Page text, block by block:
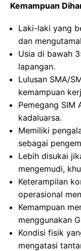
Kemampuan
Laki-laki yang
dan
Usia di bawah
lapangan.
Lulusan SMA/
kemampuan
Pemegang SIM
kadaluarsa.
Memiliki
sebagai
Lebih disukai
mengemudi,
Keterampilan
operasional
Kemampuan
menggunakan
Kondisi fisik
mengatasi